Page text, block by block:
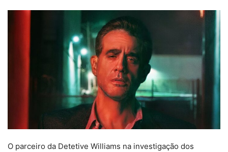
O parceiro da Detetive Williams na investigação dos